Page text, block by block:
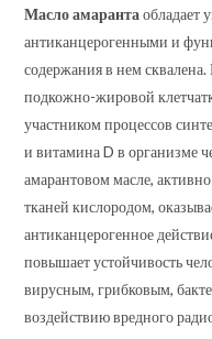
Масло амарантаобладает
антиканцерогенными и
содержания в нем
подкожно-жировой
участником процессов
и витамина D в организме
амарантовом масле,
тканей кислородом,
антиканцерогенное
повышает устойчивость
вирусным, грибковым,
воздействию вредного